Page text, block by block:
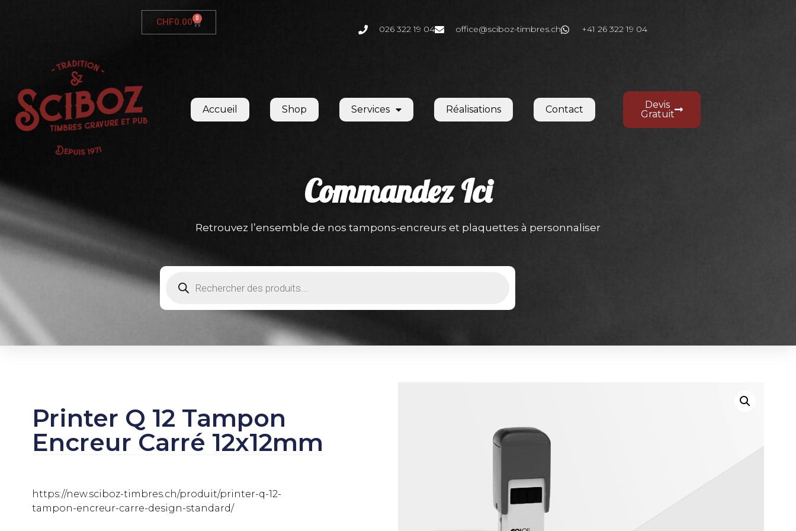
CHF0.00 0
026 322 19 04 office@sciboz-timbres.ch +41 26 322 19 04
Accueil Shop Services Réalisations Contact
Devis
Gratuit
CommandezIci
Retrouvez l’ensemble de nos tampons-encreurs et plaquettes à personnaliser
Printer Q 12 Tampon
Encreur Carré 12x12mm
https://new.sciboz-timbres.ch/produit/printer-q-12-
tampon-encreur-carre-design-standard/